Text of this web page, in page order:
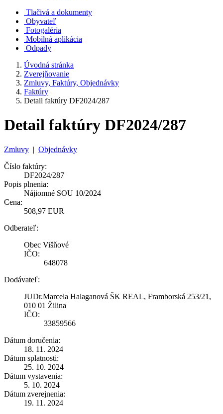
Tlačivá a dokumenty
Obyvateľ
Fotogaléria
Mobilná aplikácia
Odpady
Úvodná stránka
Zverejňovanie
Zmluvy, Faktúry, Objednávky
Faktúry
Detail faktúry DF2024/287
Detail faktúry DF2024/287
Zmluvy | Objednávky
Číslo faktúry:
DF2024/287
Popis plnenia:
Nájiomné SOU 10/2024
Cena:
508,97 EUR
Odberateľ:
Obec Višňové
IČO:
648078
Dodávateľ:
JUDr.Marcela Halaganová ŠK REAL, Framborská 253/21,
010 01 Žilina
IČO:
33859566
Dátum doručenia:
18. 11. 2024
Dátum splatnosti:
25. 10. 2024
Dátum vystavenia:
5. 10. 2024
Dátum zverejnenia:
19. 11. 2024